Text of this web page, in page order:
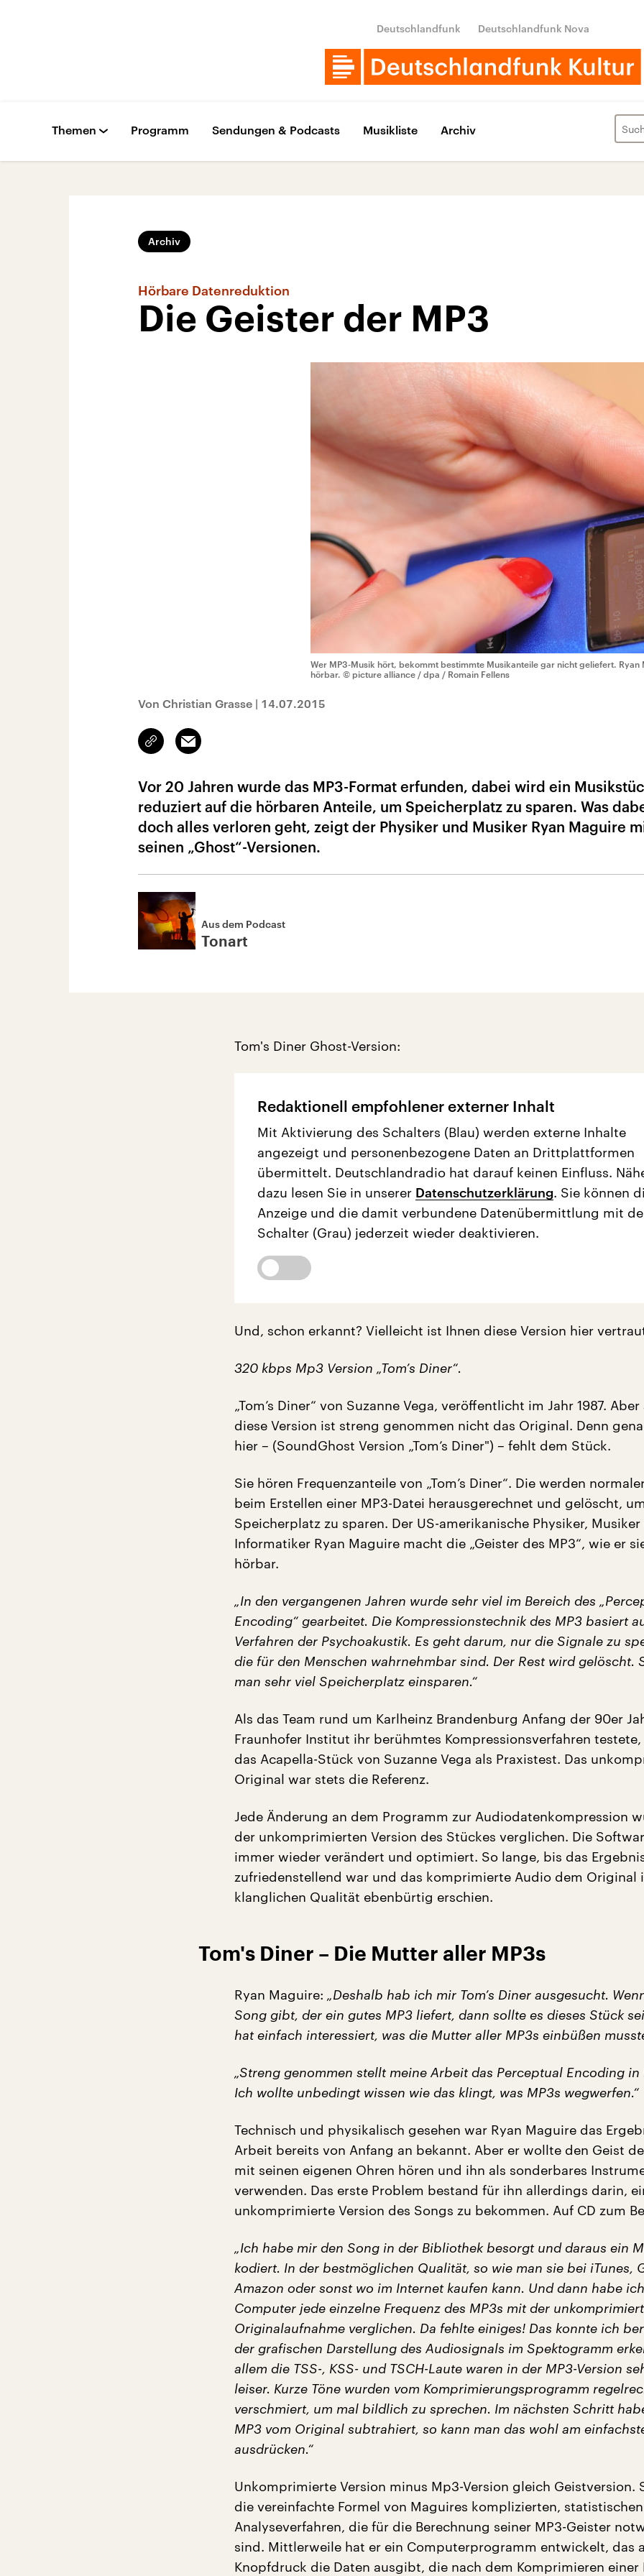
Deutschlandfunk Deutschlandfunk Nova
Themen Programm Sendungen & Podcasts Musikliste Archiv
Archiv
Hörbare Datenreduktion
Die Geister der MP3
Wer MP3-Musik hört, bekommt bestimmte Musikanteile gar nicht geliefert.
hörbar. © picture alliance / dpa / Romain Fellens
Von Christian Grasse | 14.07.2015
Link
kopieren/teilen
Email
Vor 20 Jahren wurde das MP3-Format erfunden, dabei wird ein
reduziert auf die hörbaren Anteile, um Speicherplatz zu sparen. Was
doch alles verloren geht, zeigt der Physiker und Musiker Ryan Maguire
seinen „Ghost“-Versionen.
Aus dem Podcast
Tonart
Tom's Diner Ghost-Version:
Redaktionell empfohlener externer Inhalt
Mit Aktivierung des Schalters (Blau) werden externe Inhalte
angezeigt und personenbezogene Daten an Drittplattformen
übermittelt. Deutschlandradio hat darauf keinen Einfluss.
dazu lesen Sie in unserer Datenschutzerklärung. Sie können
Anzeige und die damit verbundene Datenübermittlung mit
Schalter (Grau) jederzeit wieder deaktivieren.
Und, schon erkannt? Vielleicht ist Ihnen diese Version hier
320 kbps Mp3 Version „Tom’s Diner“.
„Tom’s Diner“ von Suzanne Vega, veröffentlicht im Jahr 1987. Aber
diese Version ist streng genommen nicht das Original. Denn
hier – (SoundGhost Version „Tom’s Diner") – fehlt dem Stück.
Sie hören Frequenzanteile von „Tom’s Diner“. Die werden
beim Erstellen einer MP3-Datei herausgerechnet und gelöscht, um
Speicherplatz zu sparen. Der US-amerikanische Physiker, Musiker
Informatiker Ryan Maguire macht die „Geister des MP3“, wie er
hörbar.
„In den vergangenen Jahren wurde sehr viel im Bereich des
Encoding“ gearbeitet. Die Kompressionstechnik des MP3 basiert
Verfahren der Psychoakustik. Es geht darum, nur die Signale zu
die für den Menschen wahrnehmbar sind. Der Rest wird gelöscht.
man sehr viel Speicherplatz einsparen.“
Als das Team rund um Karlheinz Brandenburg Anfang der 90er
Fraunhofer Institut ihr berühmtes Kompressionsverfahren
das Acapella-Stück von Suzanne Vega als Praxistest. Das
Original war stets die Referenz.
Jede Änderung an dem Programm zur Audiodatenkompression
der unkomprimierten Version des Stückes verglichen. Die
immer wieder verändert und optimiert. So lange, bis das
zufriedenstellend war und das komprimierte Audio dem Original
klanglichen Qualität ebenbürtig erschien.
Tom's Diner – Die Mutter aller MP3s
Ryan Maguire: „Deshalb hab ich mir Tom’s Diner ausgesucht.
Song gibt, der ein gutes MP3 liefert, dann sollte es dieses Stück
hat einfach interessiert, was die Mutter aller MP3s einbüßen
„Streng genommen stellt meine Arbeit das Perceptual Encoding in
Ich wollte unbedingt wissen wie das klingt, was MP3s wegwerfen.“
Technisch und physikalisch gesehen war Ryan Maguire das
Arbeit bereits von Anfang an bekannt. Aber er wollte den Geist
mit seinen eigenen Ohren hören und ihn als sonderbares
verwenden. Das erste Problem bestand für ihn allerdings darin,
unkomprimierte Version des Songs zu bekommen. Auf CD zum
„Ich habe mir den Song in der Bibliothek besorgt und daraus ein
kodiert. In der bestmöglichen Qualität, so wie man sie bei iTunes,
Amazon oder sonst wo im Internet kaufen kann. Und dann habe
Computer jede einzelne Frequenz des MP3s mit der
Originalaufnahme verglichen. Da fehlte einiges! Das konnte ich
der grafischen Darstellung des Audiosignals im Spektogramm
allem die TSS-, KSS- und TSCH-Laute waren in der MP3-Version
leiser. Kurze Töne wurden vom Komprimierungsprogramm
verschmiert, um mal bildlich zu sprechen. Im nächsten Schritt
MP3 vom Original subtrahiert, so kann man das wohl am
ausdrücken.“
Unkomprimierte Version minus Mp3-Version gleich Geistversion.
die vereinfachte Formel von Maguires komplizierten, statistischen
Analyseverfahren, die für die Berechnung seiner MP3-Geister
sind. Mittlerweile hat er ein Computerprogramm entwickelt, das
Knopfdruck die Daten ausgibt, die nach dem Komprimieren einer